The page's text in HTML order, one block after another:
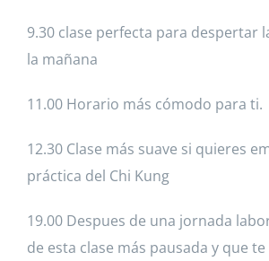
9.30 clase perfecta para despertar
la mañana
11.00 Horario más cómodo para ti.
12.30 Clase más suave si quieres
práctica del Chi Kung
19.00 Despues de una jornada
de esta clase más pausada y que